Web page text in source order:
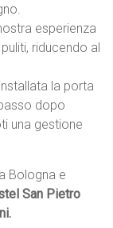
esperienza
riducendo al
la porta
dopo
una gestione
Bologna e
San Pietro